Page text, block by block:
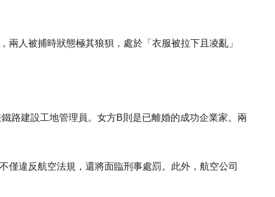
人被捕時狀態極其狼狽，處於「衣服被拉下且凌亂」
路建設工地管理員。女方B則是已離婚的成功企業家。兩
僅違反航空法規，還將面臨刑事處罰。此外，航空公司